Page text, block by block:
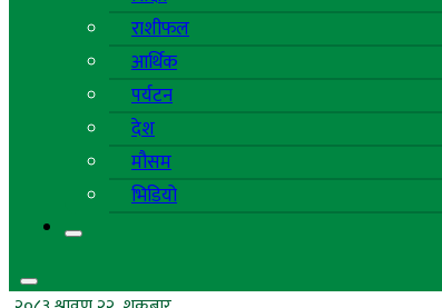
राशीफल
आर्थिक
पर्यटन
देश
मौसम
भिडियो